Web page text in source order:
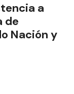
a
de
Nación y